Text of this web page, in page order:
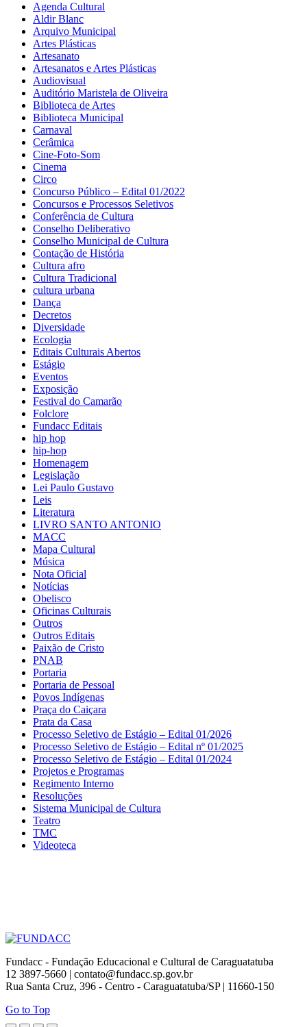
Agenda Cultural
Aldir Blanc
Arquivo Municipal
Artes Plásticas
Artesanato
Artesanatos e Artes Plásticas
Audiovisual
Auditório Maristela de Oliveira
Biblioteca de Artes
Biblioteca Municipal
Carnaval
Cerâmica
Cine-Foto-Som
Cinema
Circo
Concurso Público – Edital 01/2022
Concursos e Processos Seletivos
Conferência de Cultura
Conselho Deliberativo
Conselho Municipal de Cultura
Contação de História
Cultura afro
Cultura Tradicional
cultura urbana
Dança
Decretos
Diversidade
Ecologia
Editais Culturais Abertos
Estágio
Eventos
Exposição
Festival do Camarão
Folclore
Fundacc Editais
hip hop
hip-hop
Homenagem
Legislação
Lei Paulo Gustavo
Leis
Literatura
LIVRO SANTO ANTONIO
MACC
Mapa Cultural
Música
Nota Oficial
Notícias
Obelisco
Oficinas Culturais
Outros
Outros Editais
Paixão de Cristo
PNAB
Portaria
Portaria de Pessoal
Povos Indígenas
Praça do Caiçara
Prata da Casa
Processo Seletivo de Estágio – Edital 01/2026
Processo Seletivo de Estágio – Edital nº 01/2025
Processo Seletivo de Estágio – Edital 01/2024
Projetos e Programas
Regimento Interno
Resoluções
Sistema Municipal de Cultura
Teatro
TMC
Videoteca
Fundacc - Fundação Educacional e Cultural de Caraguatatuba
12 3897-5660 | contato@fundacc.sp.gov.br
Rua Santa Cruz, 396 - Centro - Caraguatatuba/SP | 11660-150
Go to Top